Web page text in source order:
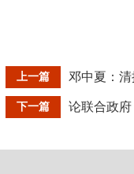
上一篇 邓中夏：
下一篇 论联合政府